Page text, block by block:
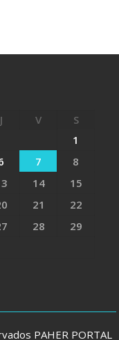
J V
S
1
7
8
14
15
21
22
28
29
PAHER PORTAL